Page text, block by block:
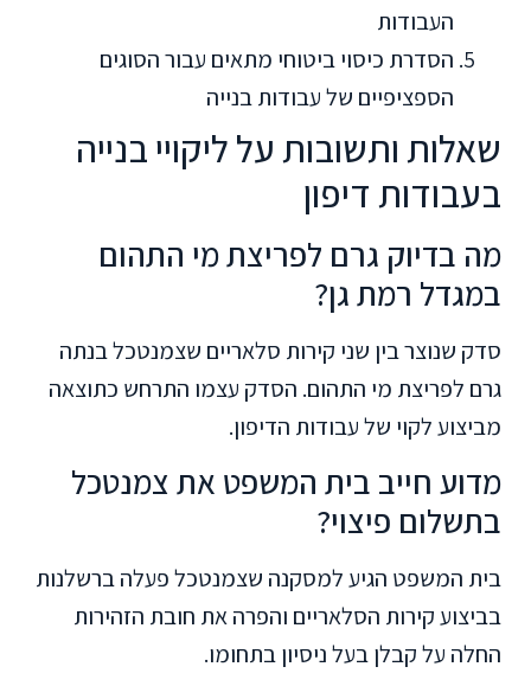
העבודות
הסדרת כיסוי ביטוחי מתאים עבור הסוגים
הספציפיים של עבודות בנייה
שאלות ותשובות על ליקויי בנייה
בעבודות דיפון
מה בדיוק גרם לפריצת מי התהום
במגדל רמת גן?
סדק שנוצר בין שני קירות סלאריים שצמנטכל בנתה
גרם לפריצת מי התהום. הסדק עצמו התרחש כתוצאה
מביצוע לקוי של עבודות הדיפון.
מדוע חייב בית המשפט את צמנטכל
בתשלום פיצוי?
בית המשפט הגיע למסקנה שצמנטכל פעלה ברשלנות
בביצוע קירות הסלאריים והפרה את חובת הזהירות
החלה על קבלן בעל ניסיון בתחומו.